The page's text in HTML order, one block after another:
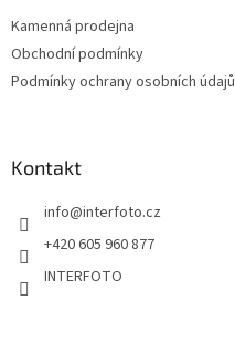
Kamenná prodejna
Obchodní podmínky
Podmínky ochrany osobních údajů
Kontakt
info@interfoto.cz
+420 605 960 877
INTERFOTO